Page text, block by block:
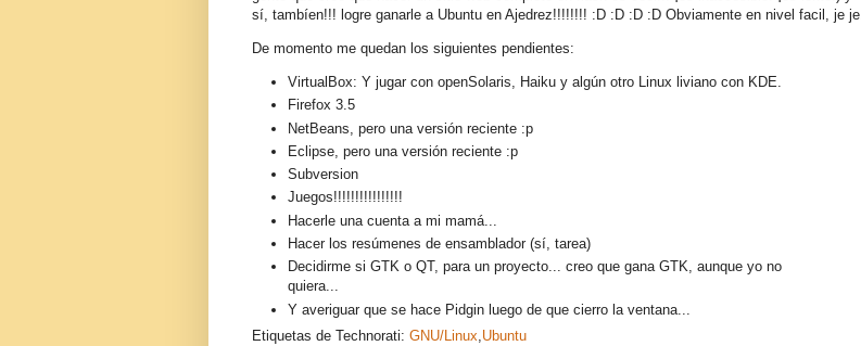
sí, tambíen!!! logre ganarle a Ubuntu en Ajedrez!!!!!!!! :D :D :D :D Obviamente en nivel facil, je je.
De momento me quedan los siguientes pendientes:
VirtualBox: Y jugar con openSolaris, Haiku y algún otro Linux liviano con KDE.
Firefox 3.5
NetBeans, pero una versión reciente :p
Eclipse, pero una versión reciente :p
Subversion
Juegos!!!!!!!!!!!!!!!!
Hacerle una cuenta a mi mamá...
Hacer los resúmenes de ensamblador (sí, tarea)
Decidirme si GTK o QT, para un proyecto... creo que gana GTK, aunque yo no
quiera...
Y averiguar que se hace Pidgin luego de que cierro la ventana...
Etiquetas de Technorati: GNU/Linux,Ubuntu